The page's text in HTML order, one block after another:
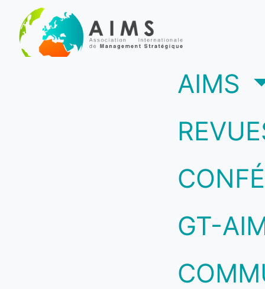
AIMS
GT-